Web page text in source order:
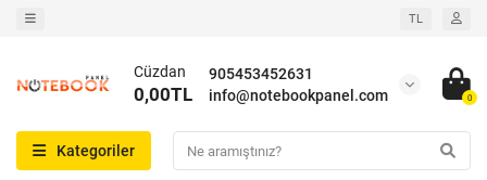
TL
905453452631
info@notebookpanel.com
Cüzdan
0,00TL 0
Kategoriler